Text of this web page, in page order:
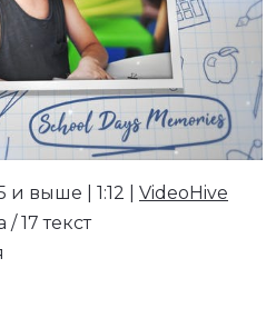
и выше | 1:12 | VideoHive
17 текст